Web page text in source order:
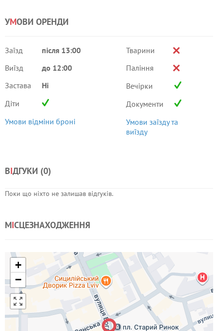
УМОВИ ОРЕНДИ
Заїзд
після 13:00
Виїзд
до 12:00
Застава
Ні
Діти
Умови відміни броні
Тварини
Паління
Вечірки
Документи
Умови заїзду та
виїзду
ВІДГУКИ (0)
Поки що ніхто не залишав відгуків.
МІСЦЕЗНАХОДЖЕННЯ
+
−